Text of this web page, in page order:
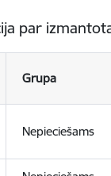
par
Grupa
Nepieciešams